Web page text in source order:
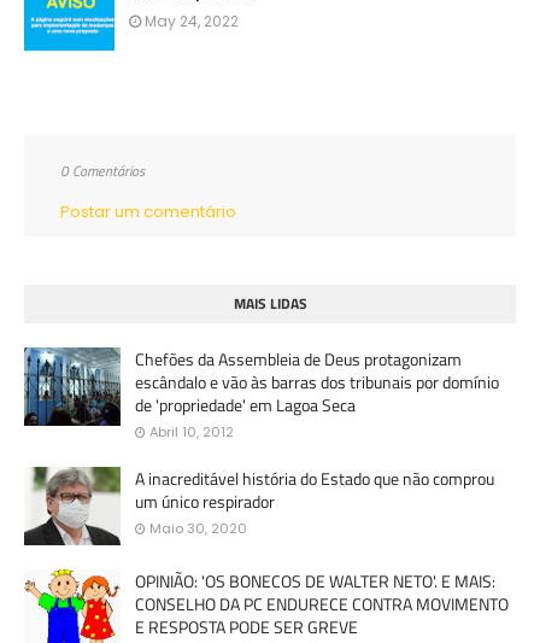
May 24, 2022
0 Comentários
Postar um comentário
MAIS LIDAS
Chefões da Assembleia de Deus protagonizam
escândalo e vão às barras dos tribunais por domínio
de 'propriedade' em Lagoa Seca
Abril 10, 2012
A inacreditável história do Estado que não comprou
um único respirador
Maio 30, 2020
OPINIÃO: 'OS BONECOS DE WALTER NETO'. E MAIS:
CONSELHO DA PC ENDURECE CONTRA MOVIMENTO
E RESPOSTA PODE SER GREVE